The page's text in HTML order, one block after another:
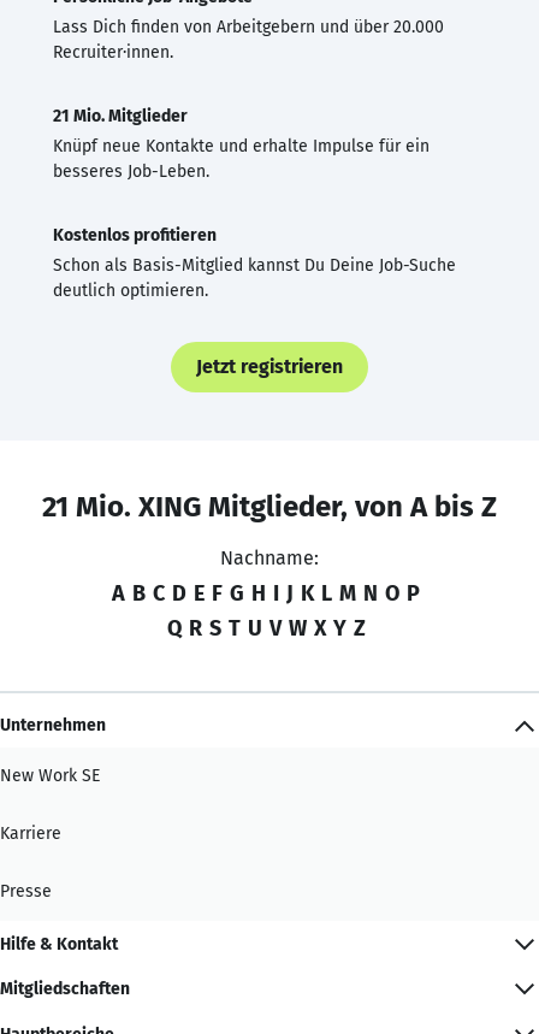
Lass Dich finden von Arbeitgebern und über 20.000
Recruiter·innen.
21 Mio. Mitglieder
Knüpf neue Kontakte und erhalte Impulse für ein
besseres Job-Leben.
Kostenlos profitieren
Schon als Basis-Mitglied kannst Du Deine Job-Suche
deutlich optimieren.
Jetzt registrieren
21 Mio. XING Mitglieder, von A bis Z
Nachname:
A B C D E F G H I J K L M N O P
Q R S T U V W X Y Z
Unternehmen
New Work SE
Karriere
Presse
Hilfe & Kontakt
Mitgliedschaften